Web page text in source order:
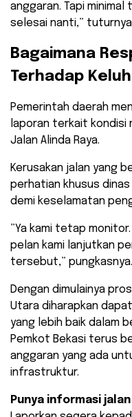
anggaran. Tapi
selesai nanti,”
​Bagaimana
Terhadap
​Pemerintah daerah
laporan terkait kondisi
Jalan Alinda Raya.
Kerusakan jalan yang
perhatian khusus
demi keselamatan
​”Ya kami tetap
pelan kami lanjutkan
tersebut,” pungkasnya.
​Dengan dimulainya
Utara diharapkan
yang lebih baik dalam
Pemkot Bekasi terus
anggaran yang ada
infrastruktur.
Punya informasi